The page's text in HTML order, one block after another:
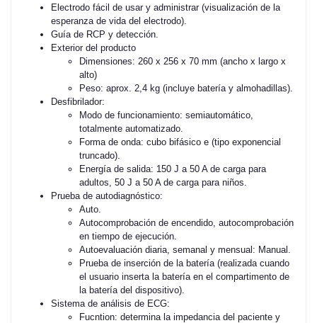
Electrodo fácil de usar y administrar (visualización de la
esperanza de vida del electrodo).
Guía de RCP y detección.
Exterior del producto
Dimensiones: 260 x 256 x 70 mm (ancho x largo x
alto)
Peso: aprox. 2,4 kg (incluye batería y almohadillas).
Desfibrilador:
Modo de funcionamiento: semiautomático,
totalmente automatizado.
Forma de onda: cubo bifásico e (tipo exponencial
truncado).
Energía de salida: 150 J a 50 A de carga para
adultos, 50 J a 50 A de carga para niños.
Prueba de autodiagnóstico:
Auto.
Autocomprobación de encendido, autocomprobación
en tiempo de ejecución.
Autoevaluación diaria, semanal y mensual: Manual.
Prueba de inserción de la batería (realizada cuando
el usuario inserta la batería en el compartimento de
la batería del dispositivo).
Sistema de análisis de ECG:
Fucntion: determina la impedancia del paciente y